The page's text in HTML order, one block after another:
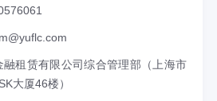
租赁有限公司综合管理部（上海市
大厦46楼）